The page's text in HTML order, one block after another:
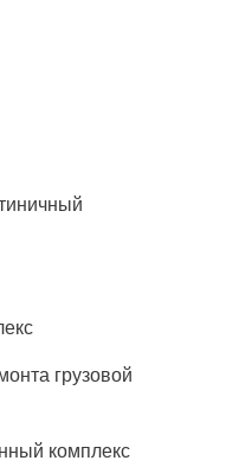
грузовой
комплекс